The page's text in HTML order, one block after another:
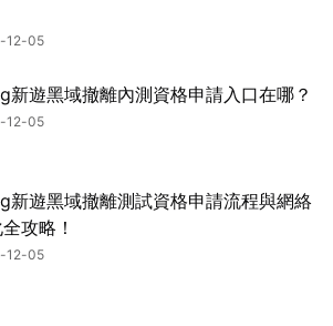
12-05
新遊黑域撤離內測資格申請入口在哪？
12-05
新遊黑域撤離測試資格申請流程與網絡
攻略！
12-05